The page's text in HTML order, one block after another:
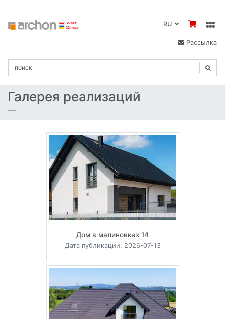
Рассылка
Галерея реализаций
Дом в малиновках 14
Дата публикации: 2026-07-13